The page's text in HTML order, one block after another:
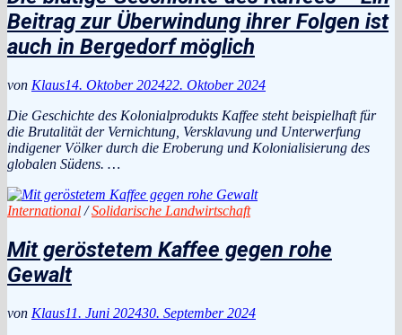
Beitrag zur Überwindung ihrer Folgen ist
auch in Bergedorf möglich
von Klaus14. Oktober 202422. Oktober 2024
Die Geschichte des Kolonialprodukts Kaffee steht beispielhaft für
die Brutalität der Vernichtung, Versklavung und Unterwerfung
indigener Völker durch die Eroberung und Kolonialisierung des
globalen Südens. …
International /Solidarische Landwirtschaft
Mit geröstetem Kaffee gegen rohe
Gewalt
von Klaus11. Juni 202430. September 2024